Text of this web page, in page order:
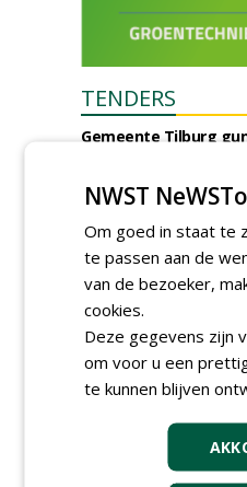
TENDERS
Gemeente Tilburg
Gemeente Tilburg
verbindingszone
boslandschap
Groenprojecten
vrijdag 7 augustus 2026
Gemeente Eindhoven
onderhoud ''Stedelijk
bebouwingscontour
Boomrooierij
donderdag 6 augustus 2026
Academisch
onderhoud terreinen
Hoveniers, Dolmans
NWST
Om goed in staat te
te passen aan de
van de bezoeker,
cookies.
Deze gegevens zijn
om voor u een
te kunnen blijven